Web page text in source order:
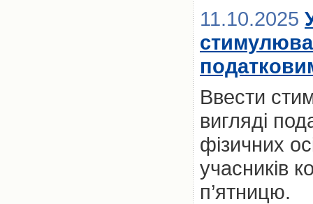
11.10.2025
Ввести
вигляді
фізичних
учасників
п’ятницю.